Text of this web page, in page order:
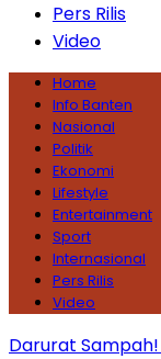
Pers Rilis
Video
Home
Info Banten
Nasional
Politik
Ekonomi
Lifestyle
Entertainment
Sport
Internasional
Pers Rilis
Video
Darurat Sampah!